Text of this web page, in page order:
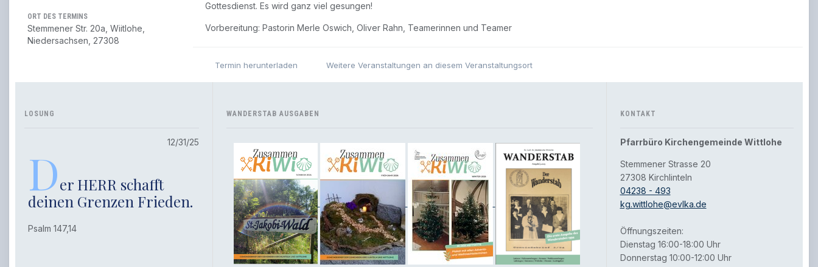
ORT DES TERMINS
Stemmener Str. 20a, Wiitlohe,
Niedersachsen, 27308
Gottesdienst. Es wird ganz viel gesungen!
Vorbereitung: Pastorin Merle Oswich, Oliver Rahn, Teamerinnen und Teamer
Termin herunterladen Weitere Veranstaltungen an diesem Veranstaltungsort
LOSUNG
12/31/25
Der HERR schafft
deinen Grenzen Frieden.
Psalm 147,14
WANDERSTAB AUSGABEN KONTAKT
Pfarrbüro Kirchengemeinde Wittlohe
Stemmener Strasse 20
27308 Kirchlinteln
04238 - 493
kg.wittlohe@evlka.de
Öffnungszeiten:
Dienstag 16:00-18:00 Uhr
Donnerstag 10:00-12:00 Uhr